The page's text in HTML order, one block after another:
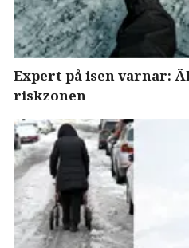
Expert på isen varnar:
riskzonen